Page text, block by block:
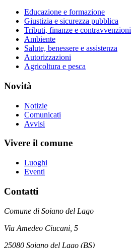
Educazione e formazione
Giustizia e sicurezza pubblica
Tributi, finanze e contravvenzioni
Ambiente
Salute, benessere e assistenza
Autorizzazioni
Agricoltura e pesca
Novità
Notizie
Comunicati
Avvisi
Vivere il comune
Luoghi
Eventi
Contatti
Comune di Soiano del Lago
Via Amedeo Ciucani, 5
25080 Soiano del Lago (BS)